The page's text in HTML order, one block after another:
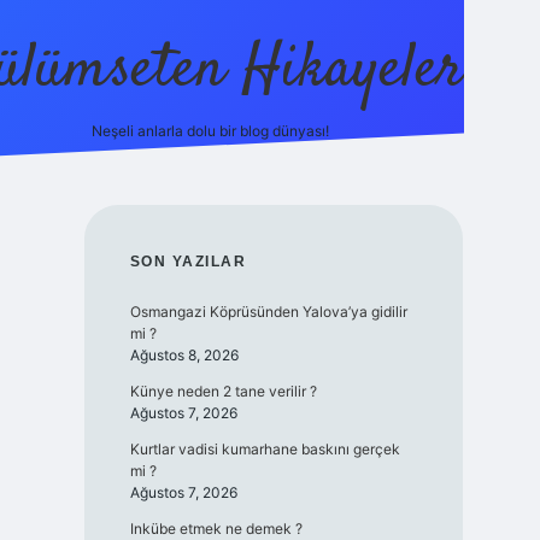
Hikayeler
Neşeli anlarla dolu bir blog dünyası!
SIDEBAR
SON YAZILAR
Osmangazi Köprüsünden Yalova’ya gidilir
mi ?
Ağustos 8, 2026
Künye neden 2 tane verilir ?
Ağustos 7, 2026
Kurtlar vadisi kumarhane baskını gerçek
mi ?
Ağustos 7, 2026
Inkübe etmek ne demek ?